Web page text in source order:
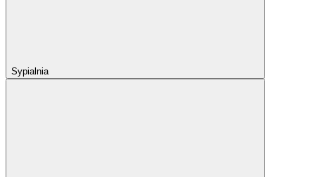
Sypialnia